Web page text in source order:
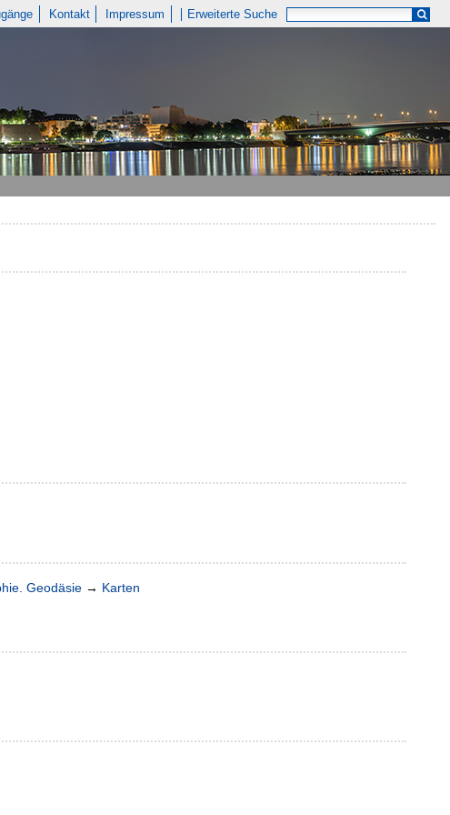
Kontakt Impressum Erweiterte Suche
Geodäsie → Karten